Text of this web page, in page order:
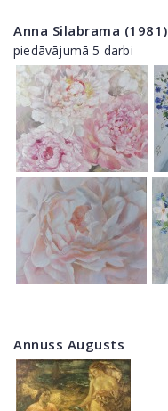
Anna Silabrama (1981)
piedāvājumā 5 darbi
Annuss Augusts